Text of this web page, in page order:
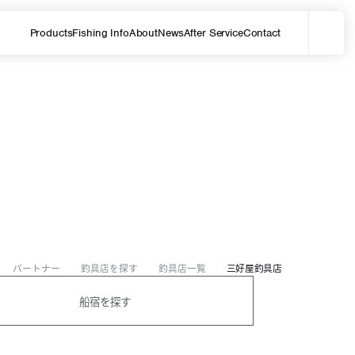
ProductsFishing InfoAboutNewsAfter ServiceContact
サイト内を検索する
パートナー 釣具店を探す 釣具店一覧 三好屋釣具店
船宿を探す